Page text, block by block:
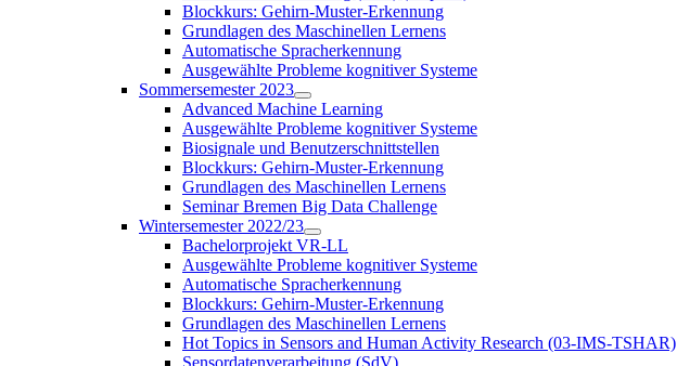
Blockkurs: Gehirn-Muster-Erkennung
Grundlagen des Maschinellen Lernens
Automatische Spracherkennung
Ausgewählte Probleme kognitiver Systeme
Sommersemester 2023
Advanced Machine Learning
Ausgewählte Probleme kognitiver Systeme
Biosignale und Benutzerschnittstellen
Blockkurs: Gehirn-Muster-Erkennung
Grundlagen des Maschinellen Lernens
Seminar Bremen Big Data Challenge
Wintersemester 2022/23
Bachelorprojekt VR-LL
Ausgewählte Probleme kognitiver Systeme
Automatische Spracherkennung
Blockkurs: Gehirn-Muster-Erkennung
Grundlagen des Maschinellen Lernens
Hot Topics in Sensors and Human Activity Research (03-IMS-TSHAR)
Sensordatenverarbeitung (SdV)